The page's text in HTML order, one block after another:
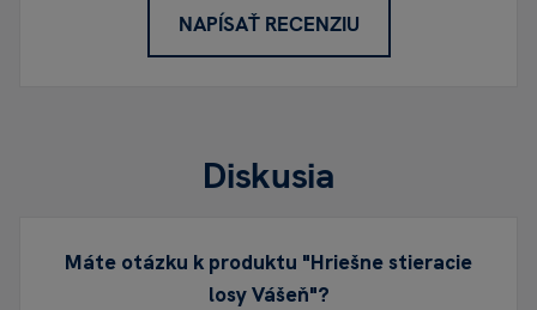
NAPÍSAŤ RECENZIU
Diskusia
Máte otázku k produktu "Hriešne stieracie
losy Vášeň"?